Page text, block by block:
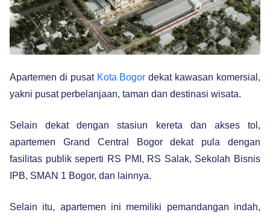
Apartemen di pusat Kota Bogordekat kawasan komersial,
yakni pusat perbelanjaan, taman dan destinasi wisata.
Selain dekat dengan stasiun kereta dan akses tol,
apartemen Grand Central Bogor dekat pula dengan
fasilitas publik seperti RS PMI, RS Salak, Sekolah Bisnis
IPB, SMAN 1 Bogor, dan lainnya.
Selain itu, apartemen ini memiliki pemandangan indah,